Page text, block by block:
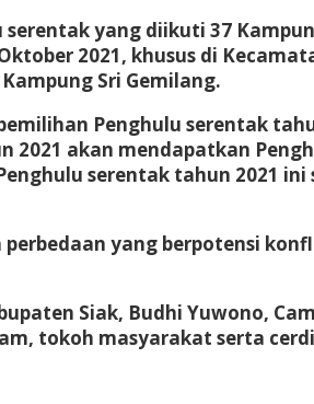
yang diikuti 37
2021, khusus di
Sri Gemilang.
Penghulu serentak
akan mendapatkan
serentak tahun 2021
yang berpotensi
Siak, Budhi Yuwono,
tokoh masyarakat serta